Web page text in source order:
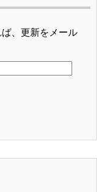
、更新をメール